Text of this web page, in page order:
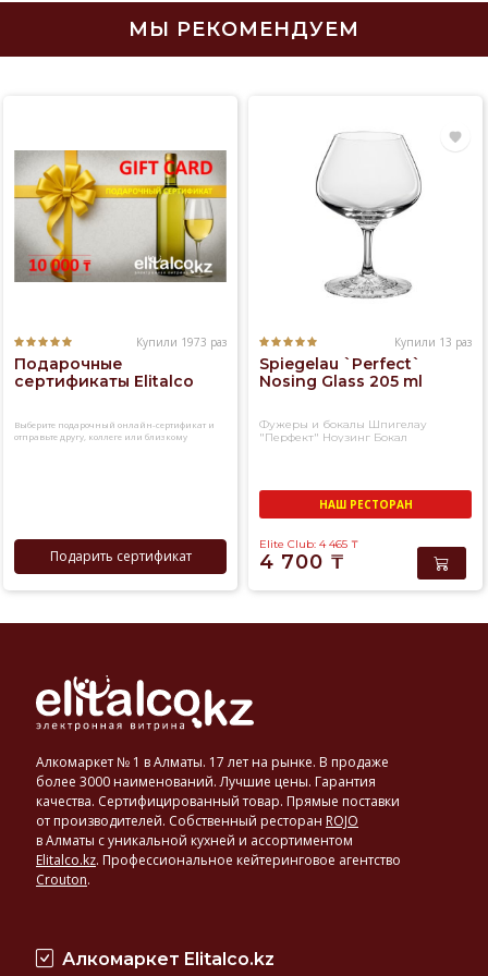
МЫ РЕКОМЕНДУЕМ
Купили 1973 раз
Подарочные
сертификаты Elitalco
Выберите подарочный онлайн-сертификат и
отправьте другу, коллеге или близкому
Подарить сертификат
Купили 13 раз
Spiegelau `Perfect`
Nosing Glass 205 ml
Фужеры и бокалы Шпигелау
"Перфект" Ноузинг Бокал
НАШ РЕСТОРАН
Elite Club: 4 465 ₸
4 700 ₸
Алкомаркет № 1 в Алматы. 17 лет на рынке. В продаже
более 3000 наименований. Лучшие цены. Гарантия
качества. Сертифицированный товар. Прямые поставки
от производителей. Собственный ресторан ROJO
в Алматы с уникальной кухней и ассортиментом
Elitalco.kz. Профессиональное кейтеринговое агентство
Crouton.
Алкомаркет Elitalco.kz